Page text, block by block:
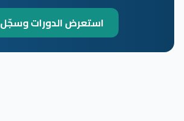
استعرض الدورات وسجّل